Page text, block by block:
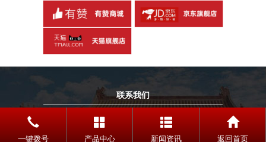
联系我们
TELEPHONE
0539-5588998
一键拨号 产品中心 新闻资讯 返回首页